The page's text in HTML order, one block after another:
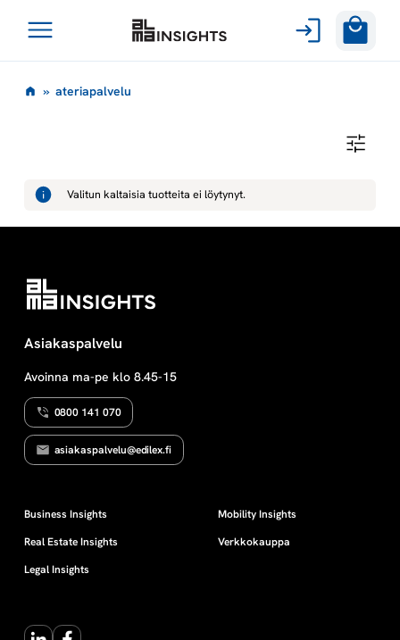
sisältöön
Avaa
a
e
r
i
a
p
a
l
e
l
u
» ateriapalvelu
R
I
P
E
L
U
Valitun kaltaisia tuotteita ei löytynyt.
Asiakaspalvelu
Avoinna ma-pe klo 8.45-15
0800 141 070
asiakaspalvelu@edilex.fi
Business Insights
Real Estate Insights
Legal Insights
Mobility Insights
Verkkokauppa
LinkedInFacebook